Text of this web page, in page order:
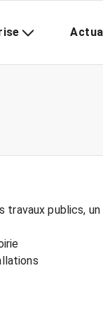
publics,